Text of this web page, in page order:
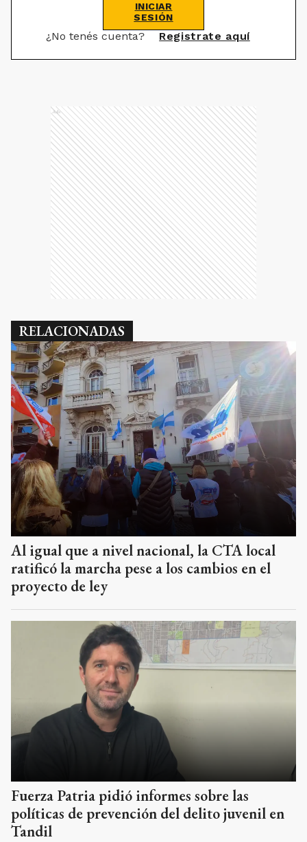
INICIAR
SESIÓN
¿No tenés cuenta? Registrate aquí
Ads
RELACIONADAS
Al igual que a nivel nacional, la CTA local
ratificó la marcha pese a los cambios en el
proyecto de ley
Fuerza Patria pidió informes sobre las
políticas de prevención del delito juvenil en
Tandil